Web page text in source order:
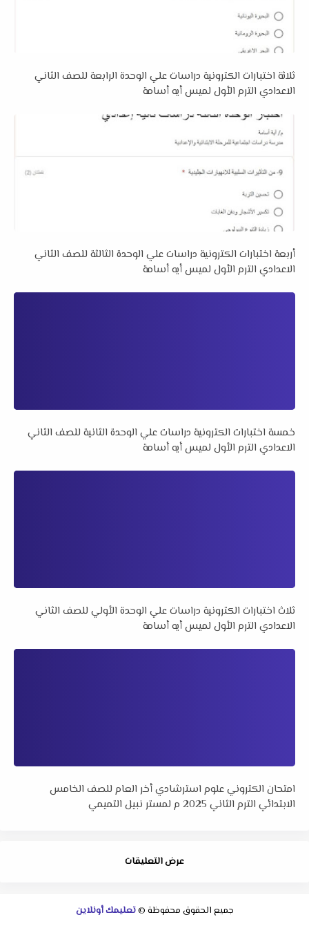
ثلاثة اختبارات الكترونية دراسات علي الوحدة الرابعة للصف الثاني
الاعدادي الترم الأول لميس أيه أسامة
أربعة اختبارات الكترونية دراسات علي الوحدة الثالثة للصف الثاني
الاعدادي الترم الأول لميس أيه أسامة
خمسة اختبارات الكترونية دراسات علي الوحدة الثانية للصف الثاني
الاعدادي الترم الأول لميس أيه أسامة
ثلاث اختبارات الكترونية دراسات علي الوحدة الأولي للصف الثاني
الاعدادي الترم الأول لميس أيه أسامة
امتحان الكتروني علوم استرشادي أخر العام للصف الخامس
الابتدائي الترم الثاني 2025 م لمستر نبيل التميمي
عرض التعليقات
جميع الحقوق محفوظة ©تعليمك أونلاين